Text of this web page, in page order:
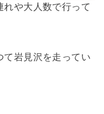
や大人数で行って
て岩見沢を走ってい